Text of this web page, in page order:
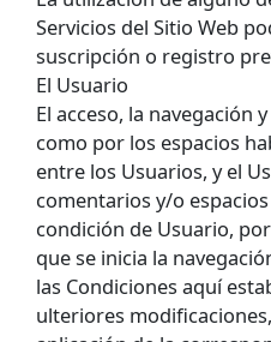
Servicios del Sitio Web
suscripción o registro
El Usuario
El acceso, la navegación
como por los espacios
entre los Usuarios, y el
comentarios y/o
condición de Usuario,
que se inicia la
las Condiciones aquí
ulteriores